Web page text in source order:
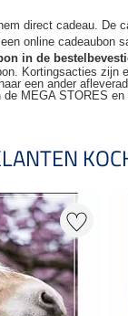
direct cadeau. De
online cadeaubon
in de
Kortingsacties zijn
een ander
MEGA STORES en